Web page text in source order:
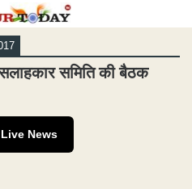
समिति की बैठक
News